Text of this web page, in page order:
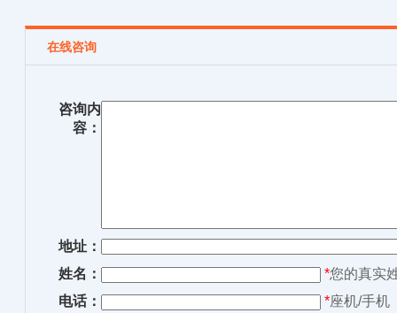
在线咨询
咨询内
容：
地址：
姓名：
*您的真实
电话：
*座机/手机